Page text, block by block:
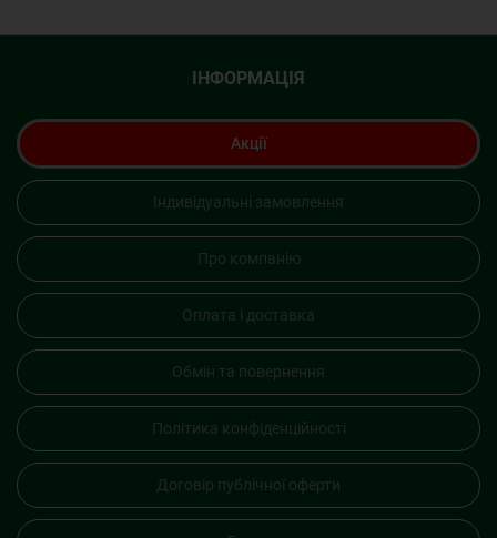
ІНФОРМАЦІЯ
Акції
Індивідуальні замовлення
Про компанію
Оплата і доставка
Обмін та повернення
Політика конфіденційності
Договір публічної оферти